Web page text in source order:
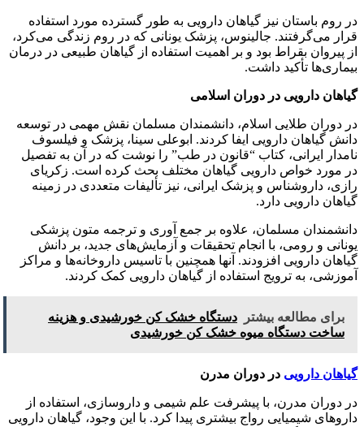
در روم باستان نیز گیاهان دارویی به طور گسترده مورد استفاده
قرار می‌گرفتند. جالینوس، پزشک یونانی که در روم زندگی می‌کرد،
از پیروان بقراط بود و بر اهمیت استفاده از گیاهان طبیعی در درمان
بیماری‌ها تأکید داشت.
گیاهان دارویی در دوران اسلامی
در دوران طلایی اسلام، دانشمندان مسلمان نقش مهمی در توسعه
دانش گیاهان دارویی ایفا کردند. ابوعلی سینا، پزشک و فیلسوف
نامدار ایرانی، کتاب “قانون در طب” را نوشت که در آن به تفصیل
در مورد خواص دارویی گیاهان مختلف بحث کرده است. زکریای
رازی، داروشناس و پزشک ایرانی، نیز تألیفات متعددی در زمینه
گیاهان دارویی دارد.
دانشمندان مسلمان، علاوه بر جمع آوری و ترجمه متون پزشکی
یونانی و رومی، با انجام تحقیقات و آزمایش‌های جدید، بر دانش
گیاهان دارویی افزودند. آنها همچنین با تاسیس داروخانه‌ها و مراکز
آموزشی، به ترویج استفاده از گیاهان دارویی کمک کردند.
برای مطالعه بیشتر
دستگاه خشک کن خورشیدی و هزینه
ساخت دستگاه میوه خشک کن خورشیدی
گیاهان دارویی در دوران مدرن
در دوران مدرن، با پیشرفت علم شیمی و داروسازی، استفاده از
داروهای شیمیایی رواج بیشتری پیدا کرد. با این وجود، گیاهان دارویی